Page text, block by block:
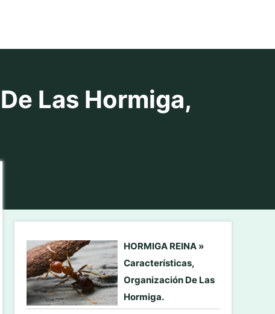
Las Hormiga,
HORMIGA REINA »
Características,
Organización De Las
Hormiga.